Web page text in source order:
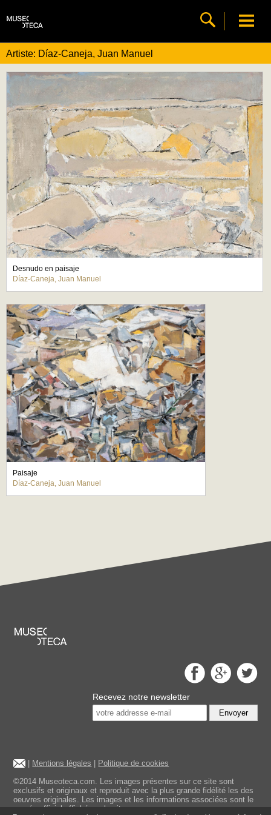
Artiste: Díaz-Caneja, Juan Manuel
Desnudo en paisaje
Díaz-Caneja, Juan Manuel
Paisaje
Díaz-Caneja, Juan Manuel
Recevez notre newsletter
Envoyer
Mentions légales
Politique de cookies
©2014 Museoteca.com. Les images présentes sur ce site sont
exclusifs et originaux et reproduit avec la plus grande fidélité les des
oeuvres originales. Les images et les informations associées sont le
musée officiel affiché sur le site.